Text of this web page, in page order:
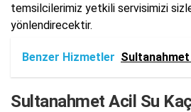
temsilcilerimiz yetkili servisimizi
yönlendirecektir.
Benzer Hizmetler
Sultanahmet Acil Su